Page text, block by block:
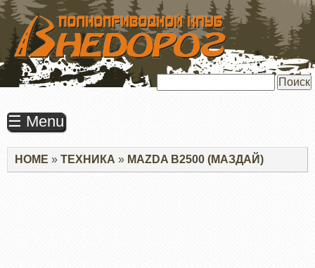
ПЕРЕЙТИ
ОСНОВНОМУ
СОДЕРЖАНИЮ
☰ Menu
Строка
навигации
HOME ТЕХНИКА MAZDA B2500 (МАЗДАЙ)